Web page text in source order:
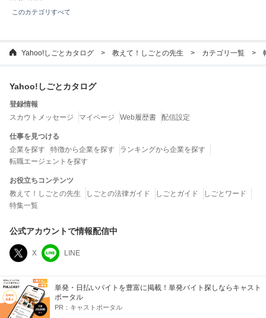
このカテゴリすべて
Yahoo!しごとカタログ 教えて！しごとの先生 カテゴリ一覧
単発・日払いバイトを豊富に掲載！単発バイト探しならキャスト
ポータル
PR： キャストポータル
Yahoo!しごとカタログ
登録情報
スカウトメッセージ
マイページ Web履歴書 配信設定
仕事を見つける
企業を探す
特徴から企業を探す
ランキングから企業を探す
転職エージェントを探す
お役立ちコンテンツ
教えて！しごとの先生
しごとの法律ガイド しごとガイド
しごとワード
特集一覧
公式アカウントで情報配信中
X LINE
運営会社
LINEヤフー株式会社
当社は、クチコミの内容およびこれを利用した結果について、何ら保証するもので